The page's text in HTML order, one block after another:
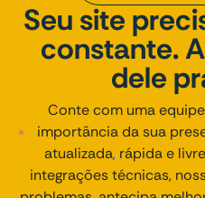
Seu site
constante.
dele
Conte com uma
importância da sua
atualizada, rápida e
integrações técnicas,